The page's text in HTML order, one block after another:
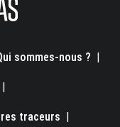
sommes-nous ? |
|
traceurs |